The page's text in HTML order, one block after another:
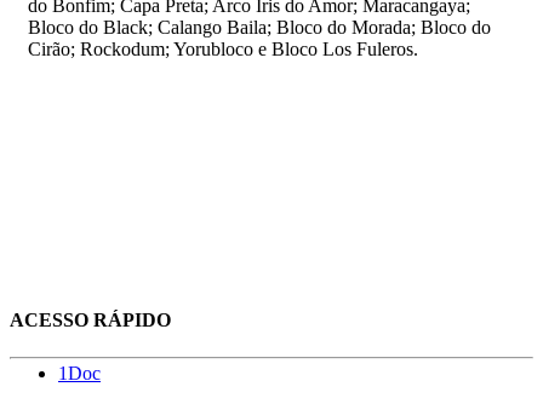
do Bonfim; Capa Preta; Arco Íris do Amor; Maracangaya;
Bloco do Black; Calango Baila; Bloco do Morada; Bloco do
Cirão; Rockodum; Yorubloco e Bloco Los Fuleros.
ACESSO RÁPIDO
1Doc